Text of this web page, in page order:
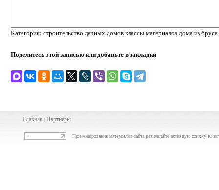
Категория: строительство дачных домов классы материалов дома из
Поделитесь этой записью или добавьте в закладки
Главная | Партнеры
При копировании материалов сайта размещайте активную ссылку на